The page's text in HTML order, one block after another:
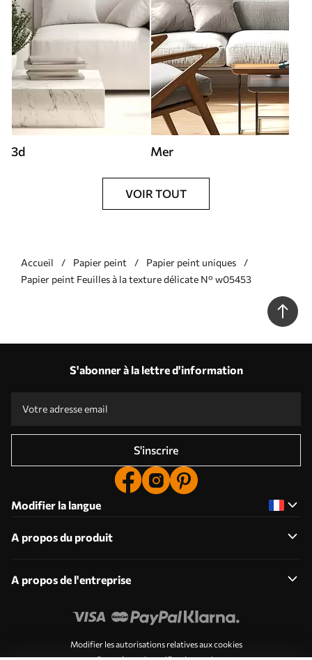
3d Mer
VOIR TOUT
Accueil Papier peint
Papier peint uniques
Papier peint Feuilles à la texture délicate N° w05453
S'abonner à la lettre d'information
S'inscrire
Modifier la langue
A propos du produit
A propos de l'entreprise
Modifier les autorisations relatives aux cookies